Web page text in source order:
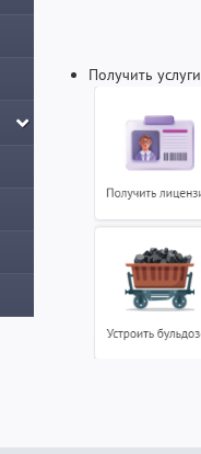
Получить услуги